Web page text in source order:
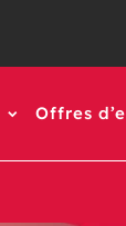
Offres